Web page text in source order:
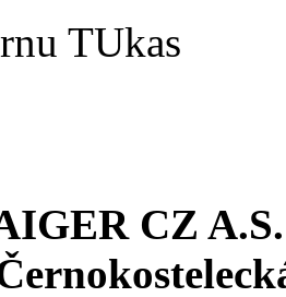
TUkas
CZ A.S.